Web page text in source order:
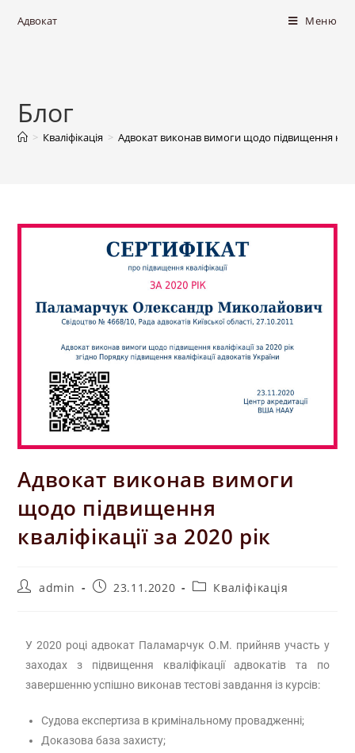
Адвокат Меню
Блог
> Кваліфікація > Адвокат виконав вимоги щодо підвищення
Адвокат виконав вимоги
щодо підвищення
кваліфікації за 2020 рік
admin 23.11.2020 Кваліфікація
У 2020 році адвокат Паламарчук О.М. прийняв участь у
заходах з підвищення кваліфікації адвокатів та по
завершенню успішно виконав тестові завдання із курсів:
Судова експертиза в кримінальному провадженні;
Доказова база захисту;